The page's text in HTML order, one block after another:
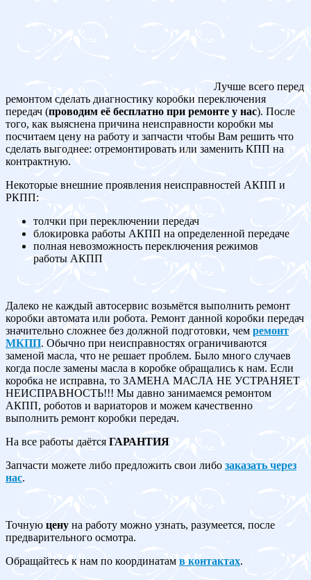
Лучше всего перед
ремонтом сделать диагностику коробки переключения
передач (проводим её бесплатно при ремонте у нас). После
того, как выяснена причина неисправности коробки мы
посчитаем цену на работу и запчасти чтобы Вам решить что
сделать выгоднее: отремонтировать или заменить КПП на
контрактную.
Некоторые внешние проявления неисправностей АКПП и
РКПП:
толчки при переключении передач
блокировка работы АКПП на определенной передаче
полная невозможность переключения режимов
работы АКПП
Далеко не каждый автосервис возьмётся выполнить ремонт
коробки автомата или робота. Ремонт данной коробки передач
значительно сложнее без должной подготовки, чем ремонт
МКПП. Обычно при неисправностях ограничиваются
заменой масла, что не решает проблем. Было много случаев
когда после замены масла в коробке обращались к нам. Если
коробка не исправна, то ЗАМЕНА МАСЛА НЕ УСТРАНЯЕТ
НЕИСПРАВНОСТЬ!!! Мы давно занимаемся ремонтом
АКПП, роботов и вариаторов и можем качественно
выполнить ремонт коробки передач.
На все работы даётсяГАРАНТИЯ
Запчасти можете либо предложить свои либо заказать через
нас.
Точную цену на работу можно узнать, разумеется, после
предварительного осмотра.
Обращайтесь к нам по координатам в контактах.